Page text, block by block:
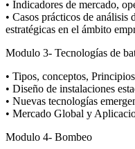
• Indicadores de mercado,
• Casos prácticos de análisis
estratégicas en el ámbito
Modulo 3- Tecnologías de
• Tipos, conceptos,
• Diseño de instalaciones
• Nuevas tecnologías
• Mercado Global y
Modulo 4- Bombeo